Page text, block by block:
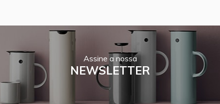
Assine a nossa
NEWSLETTER